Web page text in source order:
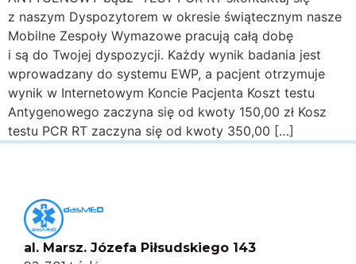
z naszym Dyspozytorem w okresie świątecznym nasze
Mobilne Zespoły Wymazowe pracują całą dobę
i są do Twojej dyspozycji. Każdy wynik badania jest
wprowadzany do systemu EWP, a pacjent otrzymuje
wynik w Internetowym Koncie Pacjenta Koszt testu
Antygenowego zaczyna się od kwoty 150,00 zł Kosz
testu PCR RT zaczyna się od kwoty 350,00 […]
al. Marsz. Józefa Piłsudskiego 143